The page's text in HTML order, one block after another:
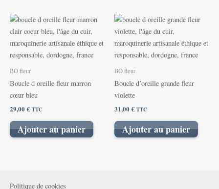
BO fleur
Boucle d oreille fleur marron
cœur bleu
29,00€TTC
Ajouter au panier
BO fleur
Boucle d’oreille grande fleur
violette
31,00€TTC
Ajouter au panier
Politique de cookies